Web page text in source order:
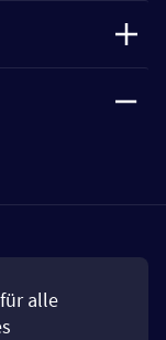
alle